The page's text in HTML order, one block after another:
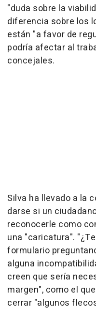
"duda sobre la
diferencia sobre los
están "a favor de
podría afectar al
concejales.
Silva ha llevado a la
darse si un
reconocerle como
una "caricatura".
formulario
alguna
creen que sería
margen", como el
cerrar "algunos